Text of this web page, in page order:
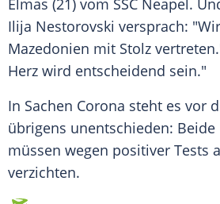
Elmas (21) vom SSC Neapel.
Ilija Nestorovski versprach:
Mazedonien mit Stolz
Herz wird entscheidend sein."
In Sachen Corona steht es vor
übrigens unentschieden:
müssen wegen positiver Tests
verzichten.